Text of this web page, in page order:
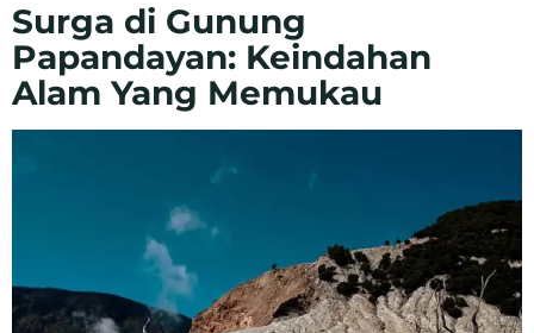
Surga di Gunung
Papandayan: Keindahan
Alam Yang Memukau